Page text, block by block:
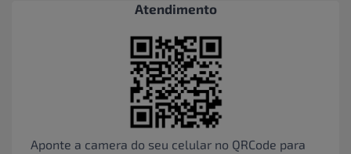
Atendimento
Aponte a camera do seu celular no QRCode para